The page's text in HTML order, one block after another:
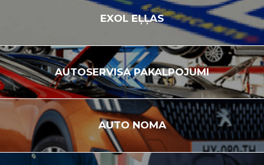
EXOLEĻĻAS
AUTOSERVISAPAKALPOJUMI
AUTONOMA